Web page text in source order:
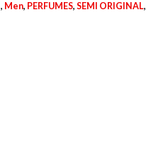
, Men, PERFUMES, SEMI ORIGINAL,